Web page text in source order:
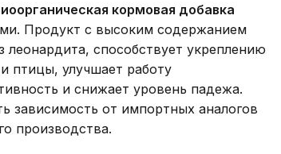
кормовая добавка
Продукт с высоким содержанием
способствует укреплению
птицы, улучшает работу
и снижает уровень падежа.
зависимость от импортных аналогов
производства.